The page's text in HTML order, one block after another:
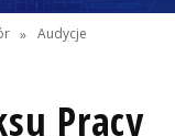
» Audycje
Pracy